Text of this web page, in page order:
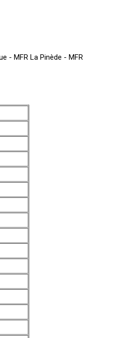
- MFR La Pinède - MFR